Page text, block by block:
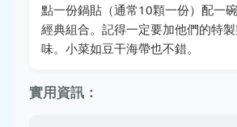
點一份鍋貼（通常10顆一份）配一
經典組合。記得一定要加他們的特
味。小菜如豆干海帶也不錯。
實用資訊：